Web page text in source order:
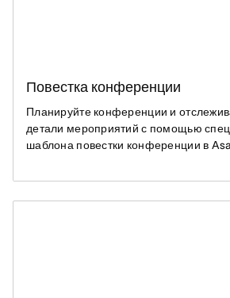
Повестка конференции
Планируйте конференции и
детали мероприятий с помощью
шаблона повестки конференции в